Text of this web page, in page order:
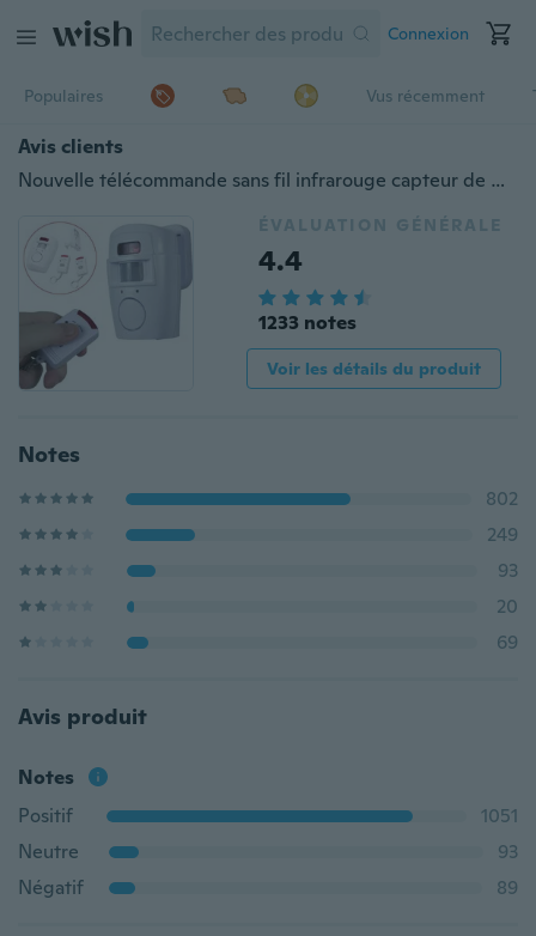
Connexion
Populaires Vus récemment
Avis clients
Nouvelle télécommande sans fil infrarouge capteur de mouvement alarme sécurité système domestique AP blanc
ÉVALUATION GÉNÉRALE
4.4
1233 notes
Voir les détails du produit
Notes
802
249
93
20
69
Avis produit
Notes
Positif
1051
Neutre
93
Négatif
89